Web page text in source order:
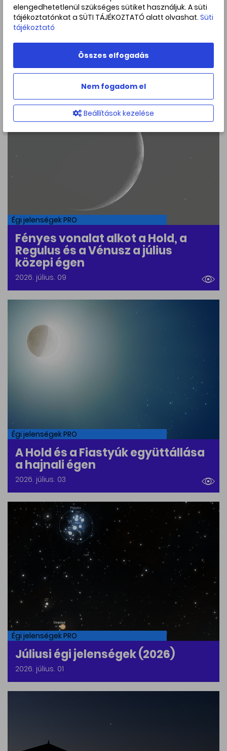
Égi jelenségek PRO
A Hold és a vörös Antares
találkozása: szabad szemes
együttállás a nyári égen
Égi jelenségek PRO
Fényes vonalat alkot a Hold, a
Regulus és a Vénusz a július
közepi égen
2026. július. 09
Égi jelenségek PRO
A Hold és a Fiastyúk együttállása
a hajnali égen
2026. július. 03
Égi jelenségek PRO
Júliusi égi jelenségek (2026)
2026. július. 01
elengedhetetlenül szükséges sütiket használjuk. A süti
tájékoztatónkat a SÜTI TÁJÉKOZTATÓ alatt olvashat. Süti
tájékoztató
Összes elfogadás
Nem fogadom el
Beállítások kezelése